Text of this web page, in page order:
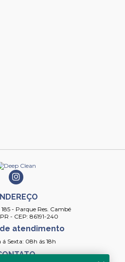
- Parque Res. Cambé
- CEP: 86191-240
atendimento
á Sexta: 08h ás 18h